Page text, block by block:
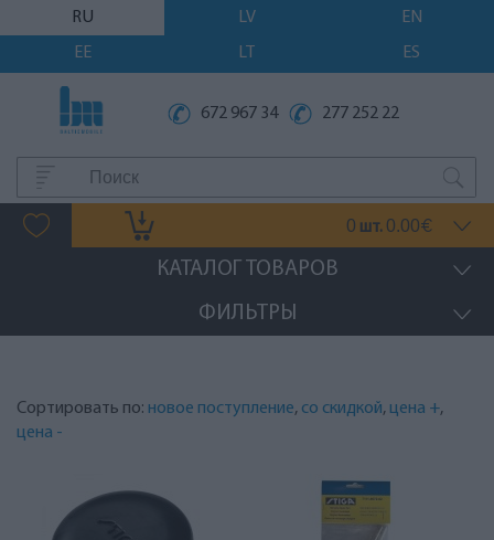
RU LV
EN
EE
LT ES
672 967 34 277 252 22
0 шт. 0.00€
КАТАЛОГ ТОВАРОВ
ФИЛЬТРЫ
Сортировать по: новое поступление, со скидкой, цена +,
цена -